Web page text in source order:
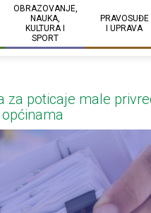
OBRAZOVANJE,
NAUKA,
KULTURA I
SPORT
PRAVOSUĐE
I UPRAVA
za poticaje male